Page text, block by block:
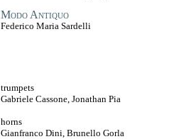
Modo Antiquo
Federico Maria Sardelli
trumpets
Gabriele Cassone, Jonathan Pia
horns
Gianfranco Dini, Brunello Gorla